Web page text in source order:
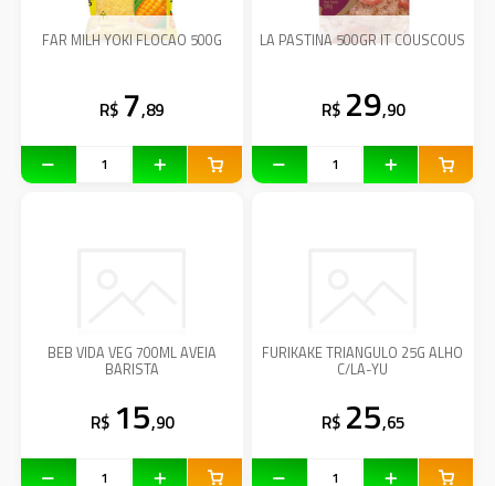
FAR MILH YOKI FLOCAO 500G
R$ 7,89
LA PASTINA 500GR IT COUSCOUS
R$ 29,90
BEB VIDA VEG 700ML AVEIA
BARISTA
R$ 15,90
FURIKAKE TRIANGULO 25G ALHO
C/LA-YU
R$ 25,65